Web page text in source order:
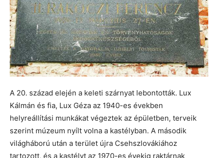
A 20. század elején a keleti szárnyat lebontották. Lux
Kálmán és fia, Lux Géza az 1940-es években
helyreállítási munkákat végeztek az épületben, terveik
szerint múzeum nyílt volna a kastélyban. A második
világháború után a terület újra Csehszlovákiához
tartozott, és a kastélyt az 1970-es évekig raktárnak